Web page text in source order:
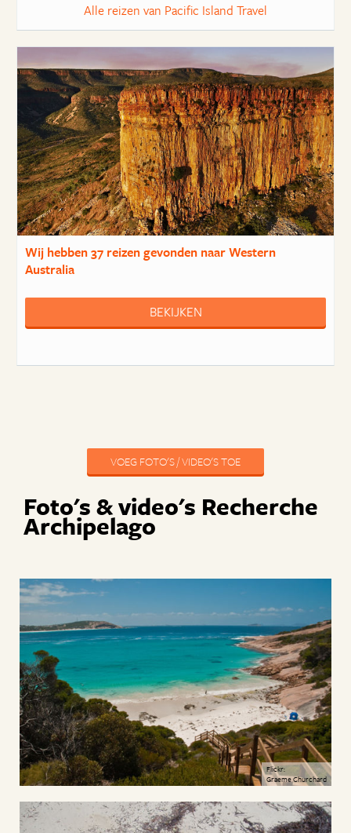
Alle reizen van Pacific Island Travel
Wij hebben37 reizengevonden naar Western
Australia
BEKIJKEN
VOEG FOTO'S / VIDEO'S TOE
Foto's & video's Recherche
Archipelago
Flickr:
Graeme Churchard